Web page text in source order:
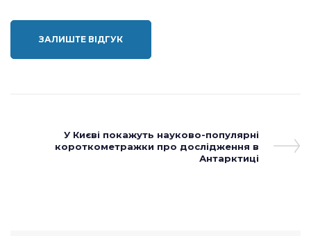
записівNext
Post
У Києві покажуть науково-популярні
короткометражки про дослідження в
Антарктиці